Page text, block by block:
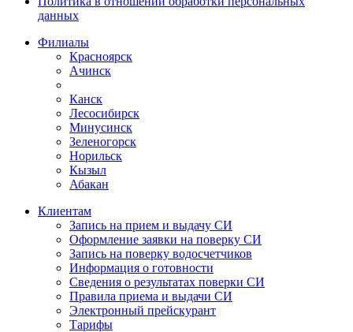
данных
Филиалы
Красноярск
Ачинск
Канск
Лесосибирск
Минусинск
Зеленогорск
Норильск
Кызыл
Абакан
Клиентам
Запись на прием и выдачу СИ
Оформление заявки на поверку СИ
Запись на поверку водосчетчиков
Информация о готовности
Сведения о результатах поверки СИ
Правила приема и выдачи СИ
Электронный прейскурант
Тарифы